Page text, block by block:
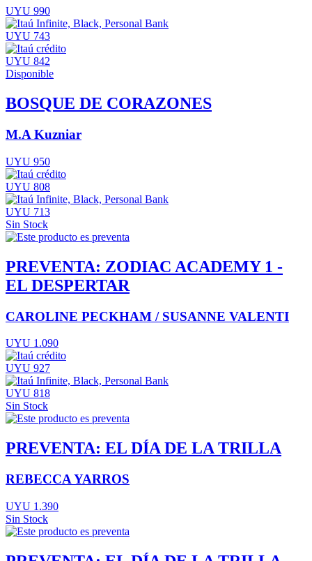
UYU 990
UYU 743
UYU 842
Disponible
BOSQUE DE CORAZONES
M.A Kuzniar
UYU 950
UYU 808
UYU 713
Sin Stock
PREVENTA: ZODIAC ACADEMY 1 -
EL DESPERTAR
CAROLINE PECKHAM / SUSANNE VALENTI
UYU 1.090
UYU 927
UYU 818
Sin Stock
PREVENTA: EL DÍA DE LA TRILLA
REBECCA YARROS
UYU 1.390
Sin Stock